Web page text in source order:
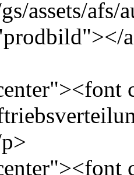
assets/